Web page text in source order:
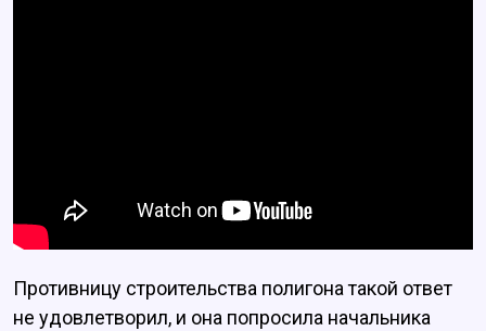
Противницу строительства полигона такой ответ
не удовлетворил, и она попросила начальника